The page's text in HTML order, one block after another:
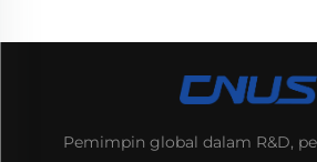
Pemimpin global dalam R&D,